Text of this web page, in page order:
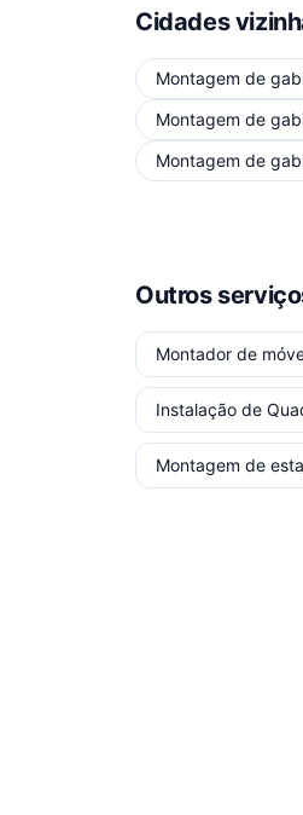
Cidades
Montagem de
Montagem de
Montagem de
Outros
Montador de
Instalação de
Montagem de